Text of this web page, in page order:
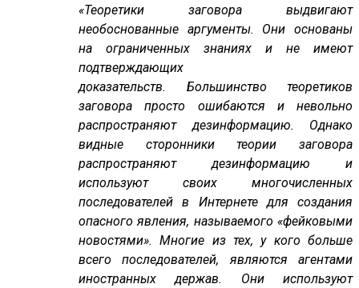
«Теоретики заговора выдвигают
необоснованные аргументы. Они основаны
на ограниченных знаниях и не имеют
подтверждающих
доказательств. Большинство теоретиков
заговора просто ошибаются и невольно
распространяют дезинформацию. Однако
видные сторонники теории заговора
распространяют дезинформацию и
используют своих многочисленных
последователей в Интернете для создания
опасного явления, называемого «фейковыми
новостями». Многие из тех, у кого больше
всего последователей, являются агентами
иностранных держав. Они используют